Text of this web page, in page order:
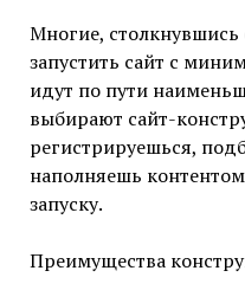
Многие, столкнувшись
запустить сайт с
идут по пути
выбирают сайт-
регистрируешься,
наполняешь
запуску.
Преимущества